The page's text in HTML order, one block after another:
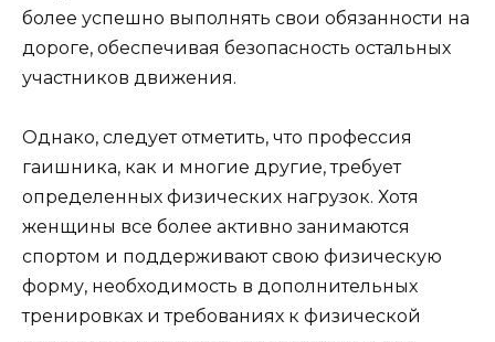
более успешно выполнять свои обязанности на
дороге, обеспечивая безопасность остальных
участников движения.
Однако, следует отметить, что профессия
гаишника, как и многие другие, требует
определенных физических нагрузок. Хотя
женщины все более активно занимаются
спортом и поддерживают свою физическую
форму, необходимость в дополнительных
тренировках и требованиях к физической